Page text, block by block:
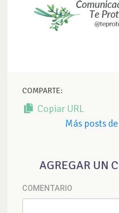
COMPARTE:
Copiar URL
Más posts
AGREGAR UN
COMENTARIO